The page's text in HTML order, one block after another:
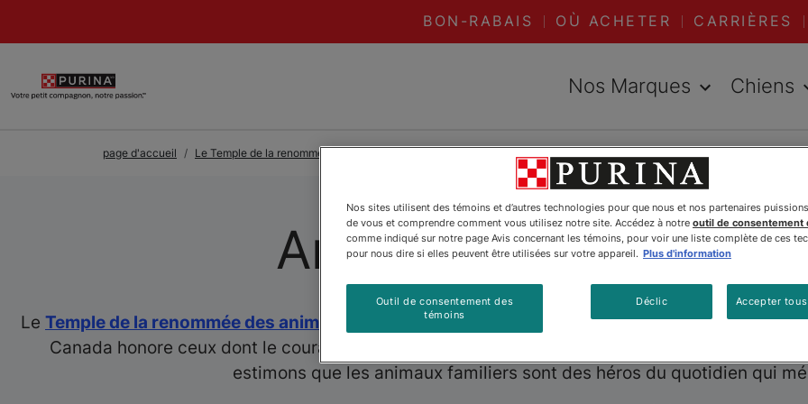
BON-RABAIS OÙ ACHETER CARRIÈRES
Nos Marques Chiens
page d'accueil Le Temple de la renommée des animaux Purina🅪
Animal Hall of Fame
Le Temple de la renommée des animaux Purina
célèbre l’extraordinaire. Ce plus ancien
Canada honore ceux dont le courage, la loyauté et la compassion ont laissé des traces
estimons que les animaux familiers sont des héros du quotidien qui
Nos sites utilisent des témoins et d’autres technologies pour que nous et nos partenaires
de vous et comprendre comment vous utilisez notre site. Accédez à notre outil de consentement
comme indiqué sur notre page Avis concernant les témoins, pour voir une liste complète de ces
pour nous dire si elles peuvent être utilisées sur votre appareil. Plus d'information
Déclic Accepter
Outil de consentement des
témoins